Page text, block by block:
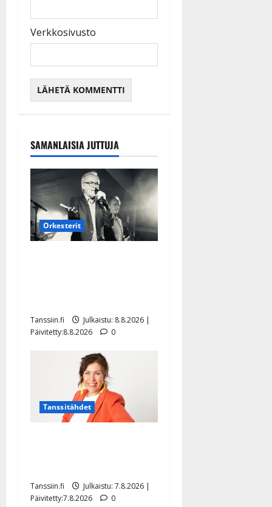
Verkkosivusto
SAMANLAISIA JUTTUJA
Orkesterit
Tanssiin.fi
Julkaistu: 8.8.2026 |
Päivitetty:8.8.2026
0
Tanssitähdet
Tanssiin.fi
Julkaistu: 7.8.2026 |
Päivitetty:7.8.2026
0